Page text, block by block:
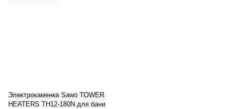
Электрокаменка Sawo TOWER
HEATERS TH12-180N для бани